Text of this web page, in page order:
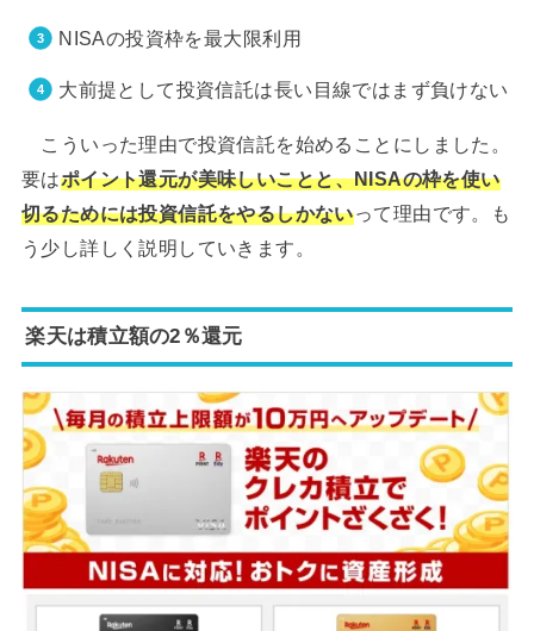
NISAの投資枠を最大限利用
大前提として投資信託は長い目線ではまず負けない
こういった理由で投資信託を始めることにしました。
要はポイント還元が美味しいことと、NISAの枠を使い
切るためには投資信託をやるしかないって理由です。も
う少し詳しく説明していきます。
楽天は積立額の2％還元